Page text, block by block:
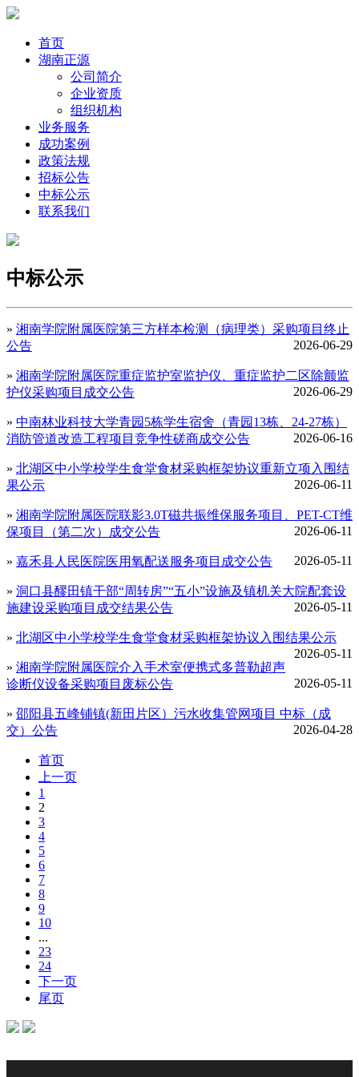
首页
湖南正源
公司简介
企业资质
组织机构
业务服务
成功案例
政策法规
招标公告
中标公示
联系我们
中标公示
» 湘南学院附属医院第三方样本检测（病理类）采购项目终止
公告
2026-06-29
» 湘南学院附属医院重症监护室监护仪、重症监护二区除颤监
护仪采购项目成交公告
2026-06-29
» 中南林业科技大学青园5栋学生宿舍（青园13栋、24-27栋）
消防管道改造工程项目竞争性磋商成交公告
2026-06-16
» 北湖区中小学校学生食堂食材采购框架协议重新立项入围结
果公示
2026-06-11
» 湘南学院附属医院联影3.0T磁共振维保服务项目、PET-CT维
保项目（第二次）成交公告
2026-06-11
» 嘉禾县人民医院医用氧配送服务项目成交公告 2026-05-11
» 洞口县醪田镇干部“周转房”“五小”设施及镇机关大院配套设
施建设采购项目成交结果公告
2026-05-11
» 北湖区中小学校学生食堂食材采购框架协议入围结果公示
2026-05-11
» 湘南学院附属医院介入手术室便携式多普勒超声
诊断仪设备采购项目废标公告
2026-05-11
» 邵阳县五峰铺镇(新田片区）污水收集管网项目 中标（成
交）公告
2026-04-28
首页
上一页
1
2
3
4
5
6
7
8
9
10
...
23
24
下一页
尾页